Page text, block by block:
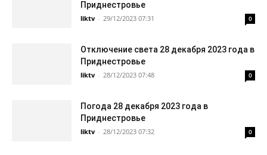
Приднестровье
liktv - 29/12/2023 07:31 0
Отключение света 28 декабря 2023 года в
Приднестровье
liktv - 28/12/2023 07:48 0
Погода 28 декабря 2023 года в
Приднестровье
liktv - 28/12/2023 07:32 0